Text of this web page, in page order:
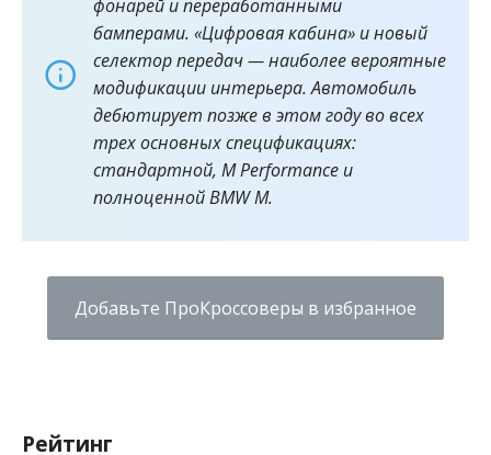
фонарей и переработанными
бамперами. «Цифровая кабина» и новый
селектор передач — наиболее вероятные
модификации интерьера. Автомобиль
дебютирует позже в этом году во всех
трех основных спецификациях:
стандартной, M Performance и
полноценной BMW M.
Добавьте ПроКроссоверы в избранное
Рейтинг